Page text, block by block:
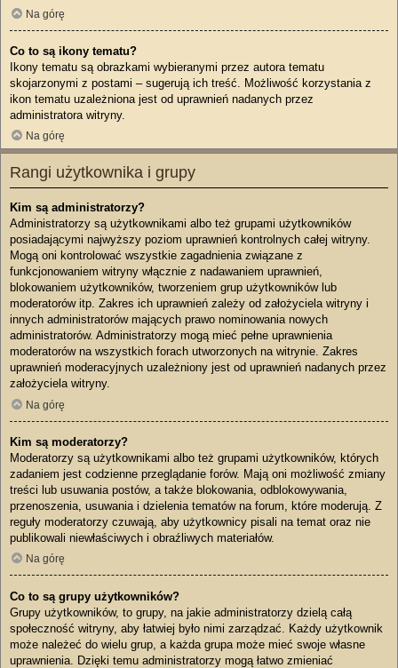
Na górę
Co to są ikony tematu?
Ikony tematu są obrazkami wybieranymi przez autora tematu
skojarzonymi z postami – sugerują ich treść. Możliwość korzystania z
ikon tematu uzależniona jest od uprawnień nadanych przez
administratora witryny.
Na górę
Rangi użytkownika i grupy
Kim są administratorzy?
Administratorzy są użytkownikami albo też grupami użytkowników
posiadającymi najwyższy poziom uprawnień kontrolnych całej witryny.
Mogą oni kontrolować wszystkie zagadnienia związane z
funkcjonowaniem witryny włącznie z nadawaniem uprawnień,
blokowaniem użytkowników, tworzeniem grup użytkowników lub
moderatorów itp. Zakres ich uprawnień zależy od założyciela witryny i
innych administratorów mających prawo nominowania nowych
administratorów. Administratorzy mogą mieć pełne uprawnienia
moderatorów na wszystkich forach utworzonych na witrynie. Zakres
uprawnień moderacyjnych uzależniony jest od uprawnień nadanych przez
założyciela witryny.
Na górę
Kim są moderatorzy?
Moderatorzy są użytkownikami albo też grupami użytkowników, których
zadaniem jest codzienne przeglądanie forów. Mają oni możliwość zmiany
treści lub usuwania postów, a także blokowania, odblokowywania,
przenoszenia, usuwania i dzielenia tematów na forum, które moderują. Z
reguły moderatorzy czuwają, aby użytkownicy pisali na temat oraz nie
publikowali niewłaściwych i obraźliwych materiałów.
Na górę
Co to są grupy użytkowników?
Grupy użytkowników, to grupy, na jakie administratorzy dzielą całą
społeczność witryny, aby łatwiej było nimi zarządzać. Każdy użytkownik
może należeć do wielu grup, a każda grupa może mieć swoje własne
uprawnienia. Dzięki temu administratorzy mogą łatwo zmieniać